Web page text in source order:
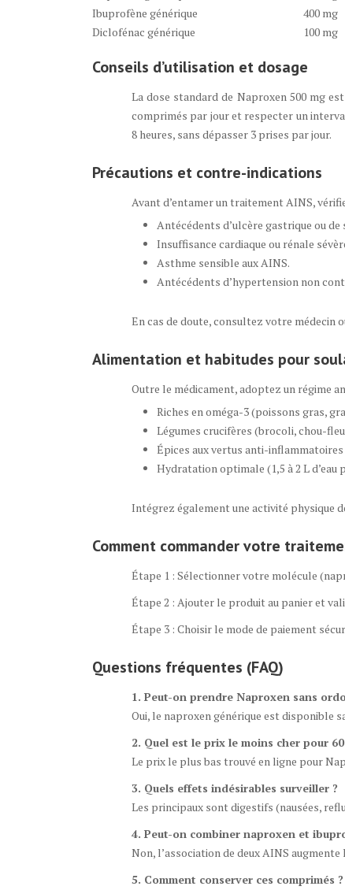
Ibuprofène générique
400 mg
Diclofénac générique
100 mg
Conseils d’utilisation et dosage
La dose standard de Naproxen 500 mg
comprimés par jour et respecter un
8 heures, sans dépasser 3 prises par jour.
Précautions et contre-indications
Avant d’entamer un traitement AINS,
Antécédents d’ulcère gastrique ou
Insuffisance cardiaque ou rénale
Asthme sensible aux AINS.
Antécédents d’hypertension non
En cas de doute, consultez votre médecin
Alimentation et habitudes pour
Outre le médicament, adoptez un régime
Riches en oméga-3 (poissons gras,
Légumes crucifères (brocoli, chou-
Épices aux vertus anti-
Hydratation optimale (1,5 à 2 L d’eau
Intégrez également une activité physique
Comment commander votre
Étape 1 : Sélectionner votre molécule
Étape 2 : Ajouter le produit au panier et
Étape 3 : Choisir le mode de paiement
Questions fréquentes (FAQ)
1. Peut-on prendre Naproxen sans
Oui, le naproxen générique est disponible
2. Quel est le prix le moins cher pour
Le prix le plus bas trouvé en ligne pour
3. Quels effets indésirables surveiller ?
Les principaux sont digestifs (nausées,
4. Peut-on combiner naproxen et
Non, l’association de deux AINS
5. Comment conserver ces comprimés ?